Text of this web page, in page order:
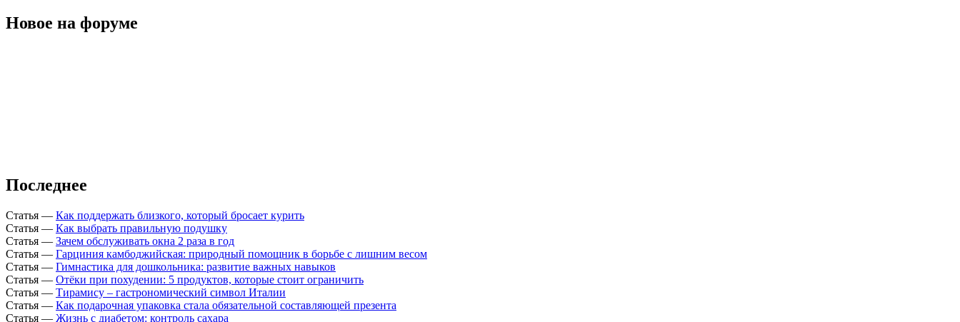
Новое на форуме
Последнее
Статья — Как поддержать близкого, который бросает курить
Статья — Как выбрать правильную подушку
Статья — Зачем обслуживать окна 2 раза в год
Статья — Гарциния камбоджийская: природный помощник в борьбе с лишним весом
Статья — Гимнастика для дошкольника: развитие важных навыков
Статья — Отёки при похудении: 5 продуктов, которые стоит ограничить
Статья — Тирамису – гастрономический символ Италии
Статья — Как подарочная упаковка стала обязательной составляющей презента
Статья — Жизнь с диабетом: контроль сахара